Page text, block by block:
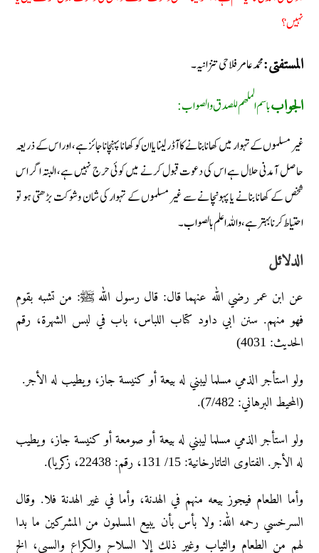
نہیں؟
المستفتی:محمد عامر فلاحی تنزانیہ۔
الجوابباسم الملھم للصدق والصواب:
غیر مسلموں کے تہوار میں کھانا بنانے کا آڈر لینا یا ان کو کھانا پہنچانا جائز ہے، اور اس کے ذریعہ
حاصل آمدنی حلال ہے اس کی دعوت قبول کرنے میں کوئی حرج نہیں ہے، البتہ اگر اس
شخص کے کھانا بنانے یا پہونچانے سے غیر مسلموں کے تہوار کی شان وشوکت بڑھتی ہو تو
احتیاط کرنا بہتر ہے، واللہ اعلم بالصواب۔
الدلائل
عن ابن عمر رضي الله عنهما قال: قال رسول الله ﷺ: من تشبه بقوم
فهو منهم. سنن ابي داود كتاب اللباس، باب في لبس الشهرة، رقم
الحديث: 4031)
ولو استأجر الذمي مسلما ليبني له بيعة أو كنيسة جاز، ويطيب له الأجر.
(المحيط البرهاني: 7/482).
ولو استأجر الذمي مسلما ليبني له بيعة أو صومعة أو كنيسة جاز، ويطيب
له الأجر. الفتاوى التاتارخانية: 15/ 131، رقم: 22438، زكريا).
وأما الطعام فيجوز بيعه منهم في الهدنة، وأما في غير الهدنة فلا. وقال
السرخسي رحمه الله: ولا بأس بأن يبيع المسلمون من المشركين ما بدا
لهم من الطعام والثياب وغير ذلك إلا السلاح والكراع والسبي، الخ